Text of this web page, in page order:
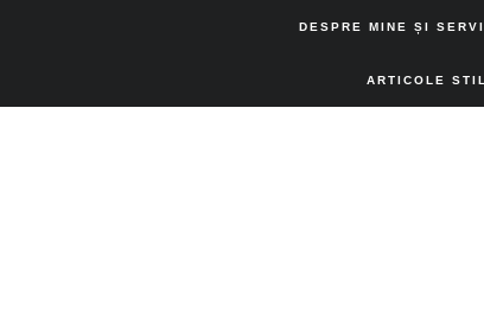
DESPRE MINE ȘI
ARTICOLE